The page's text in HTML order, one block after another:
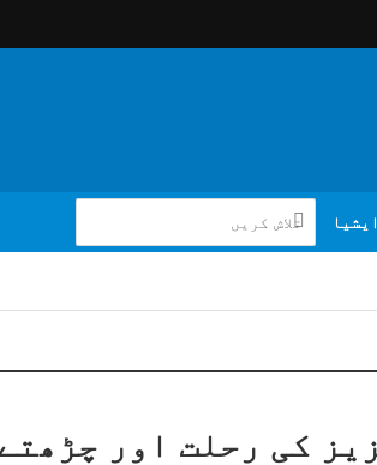
کی رحلت اور